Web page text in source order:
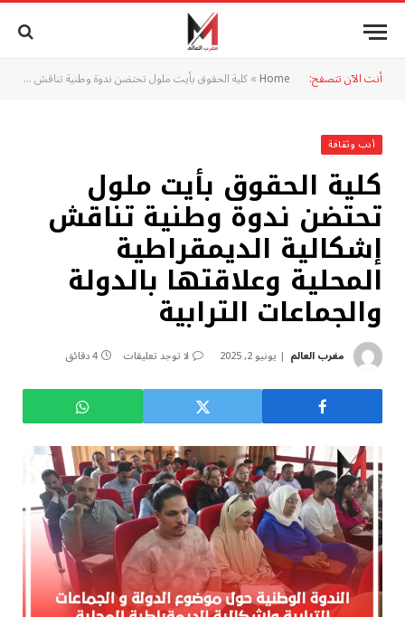
أنت الآن تتصفح: Home
»كلية الحقوق بأيت ملول تحتضن ندوة وطنية تناقش إشكالية الديمقراطية المحلية وعلاقتها بالدولة والجماعات الترابية
أدب وثقافة
كلية الحقوق بأيت ملول
تحتضن ندوة وطنية تناقش
إشكالية الديمقراطية
المحلية وعلاقتها بالدولة
والجماعات الترابية
مغرب العالم يونيو 2, 2025 لا توجد تعليقات 4 دقائق